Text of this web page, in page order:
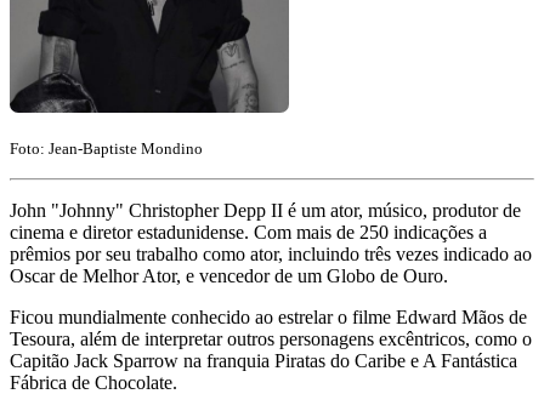
Foto: Jean-Baptiste Mondino
John "Johnny" Christopher Depp II é um ator, músico, produtor de
cinema e diretor estadunidense. Com mais de 250 indicações a
prêmios por seu trabalho como ator, incluindo três vezes indicado ao
Oscar de Melhor Ator, e vencedor de um Globo de Ouro.
Ficou mundialmente conhecido ao estrelar o filme Edward Mãos de
Tesoura, além de interpretar outros personagens excêntricos, como o
Capitão Jack Sparrow na franquia Piratas do Caribe e A Fantástica
Fábrica de Chocolate.